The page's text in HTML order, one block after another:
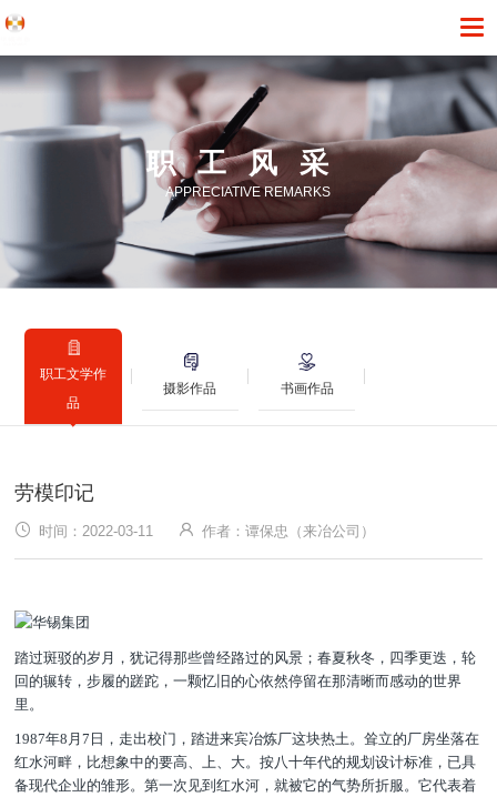
职工风采
APPRECIATIVE REMARKS
职工文学作
品
摄影作品 书画作品
劳模印记
时间：2022-03-11 作者：谭保忠（来冶公司）
踏过斑驳的岁月，犹记得那些曾经路过的风景；春夏秋冬，四季更迭，轮
回的辗转，步履的蹉跎，一颗忆旧的心依然停留在那清晰而感动的世界
里。
1987年8月7日，走出校门，踏进来宾冶炼厂这块热土。耸立的厂房坐落在
红水河畔，比想象中的要高、上、大。按八十年代的规划设计标准，已具
备现代企业的雏形。第一次见到红水河，就被它的气势所折服。它代表着